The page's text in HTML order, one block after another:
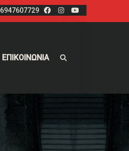
6947607729
ΕΠΙΚΟΙΝΩΝΙΑ